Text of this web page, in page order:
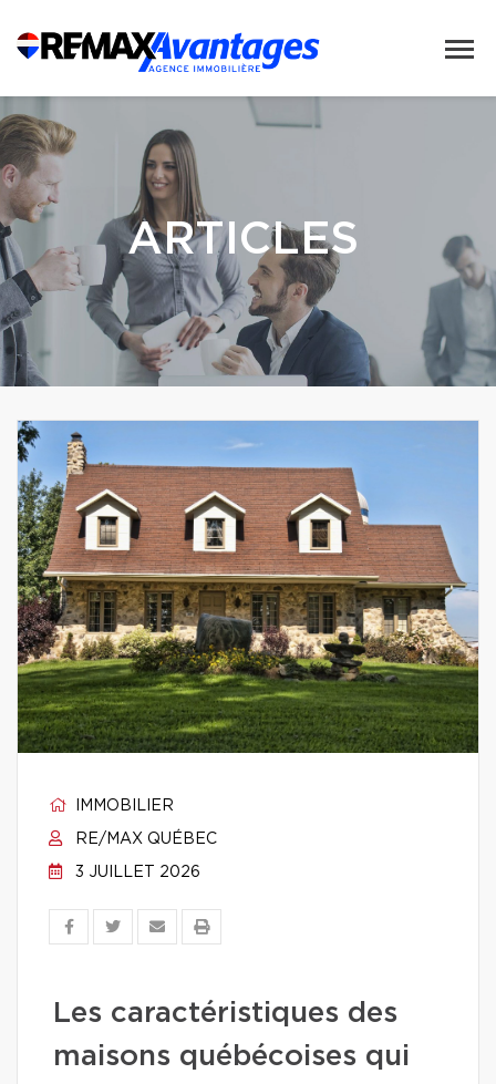
ARTICLES
IMMOBILIER
RE/MAX QUÉBEC
3 JUILLET 2026
Les caractéristiques des
maisons québécoises qui